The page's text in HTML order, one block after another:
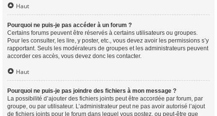
Haut
Pourquoi ne puis-je pas accéder à un forum ?
Certains forums peuvent être réservés à certains utilisateurs ou groupes.
Pour les consulter, les lire, y poster, etc., vous devez avoir les permissions s’y
rapportant. Seuls les modérateurs de groupes et les administrateurs peuvent
accorder ces accès, vous devez donc les contacter.
Haut
Pourquoi ne puis-je pas joindre des fichiers à mon message ?
La possibilité d’ajouter des fichiers joints peut être accordée par forum, par
groupe, ou par utilisateur. L’administrateur peut ne pas avoir autorisé l’ajout
de fichiers joints pour le forum dans lequel vous postez, ou peut-être que